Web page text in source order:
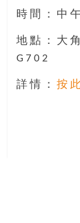
時間：中
地點：大
G702
詳情： 按